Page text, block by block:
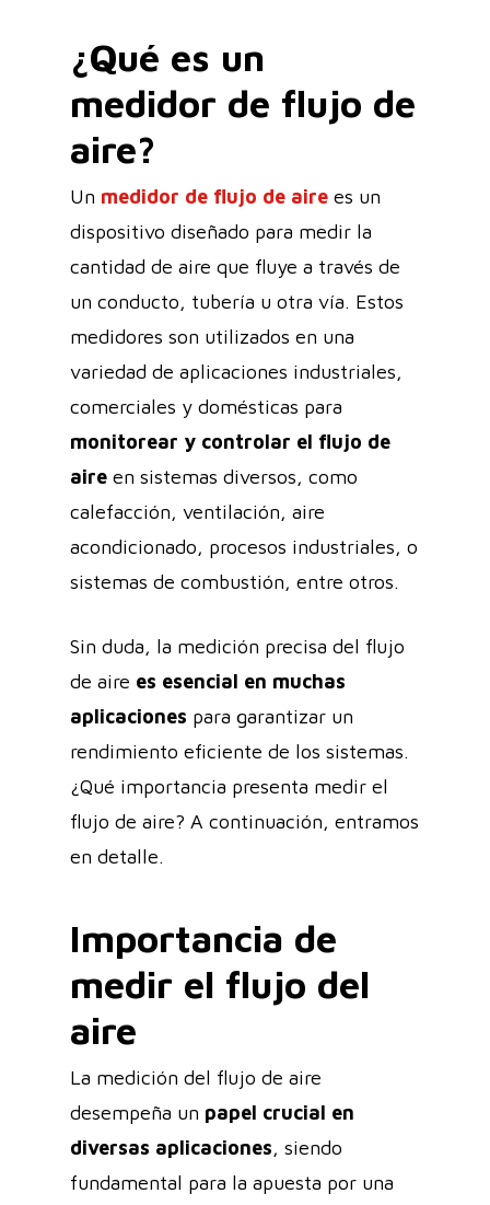
¿Qué es un
medidor de flujo de
aire?
Un medidor de flujo de aire es un
dispositivo diseñado para medir la
cantidad de aire que fluye a través de
un conducto, tubería u otra vía. Estos
medidores son utilizados en una
variedad de aplicaciones industriales,
comerciales y domésticas para
monitorear y controlar el flujo de
aire en sistemas diversos, como
calefacción, ventilación, aire
acondicionado, procesos industriales, o
sistemas de combustión, entre otros.
Sin duda, la medición precisa del flujo
de aire es esencial en muchas
aplicaciones para garantizar un
rendimiento eficiente de los sistemas.
¿Qué importancia presenta medir el
flujo de aire? A continuación, entramos
en detalle.
Importancia de
medir el flujo del
aire
La medición del flujo de aire
desempeña un papel crucial en
diversas aplicaciones, siendo
fundamental para la apuesta por una